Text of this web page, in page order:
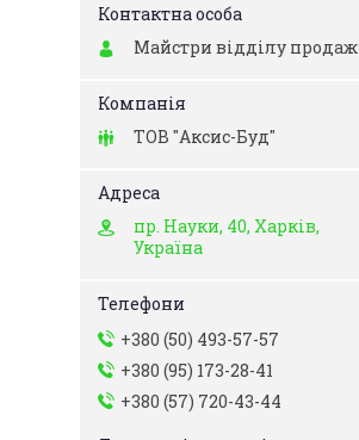
Майстри відділу продаж
ТОВ "Аксис-Буд"
пр. Науки, 40, Харків,
Україна
+380 (50) 493-57-57
+380 (95) 173-28-41
+380 (57) 720-43-44